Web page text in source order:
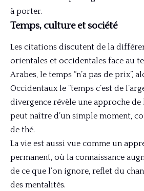
à porter.
Temps, culture et société
Les citations discutent de la
orientales et occidentales face au
Arabes, le temps “n’a pas de prix”,
Occidentaux le “temps c’est de
divergence révèle une approche
peut naître d’un simple moment,
de thé.
La vie est aussi vue comme un
permanent, où la connaissance
de ce que l’on ignore, reflet du
des mentalités.